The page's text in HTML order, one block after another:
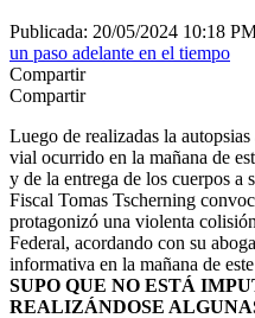
Publicada: 20/05/2024 10:18
un paso adelante en el tiempo
Compartir
Compartir
Luego de realizadas la
vial ocurrido en la mañana de
y de la entrega de los cuerpos a
Fiscal Tomas Tscherning
protagonizó una violenta
Federal, acordando con su
informativa en la mañana de
SUPO QUE NO ESTÁ
REALIZÁNDOSE